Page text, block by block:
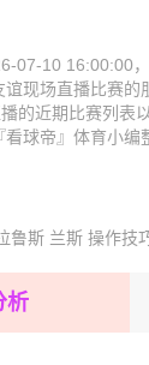
08-15 【球会友
08-15 【球会友
08-15 【球会友谊
08-14 【球会友
08-15 【球会友
08-15 【球会友
08-15 【球会友谊
08-15 【球会友
07-10 16:00:00，
现场直播比赛的
的近期比赛列表
球帝』体育小编
鲁斯 兰斯 操作技
析